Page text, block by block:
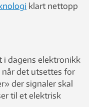
klart nettopp
i dagens elektronikk
når det utsettes for
der signaler skal
til et elektrisk